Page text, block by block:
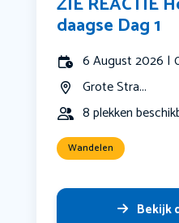
daagse Dag 1
6 August 2026 |
Grote Stra...
8 plekken
Wandelen
Bekijk